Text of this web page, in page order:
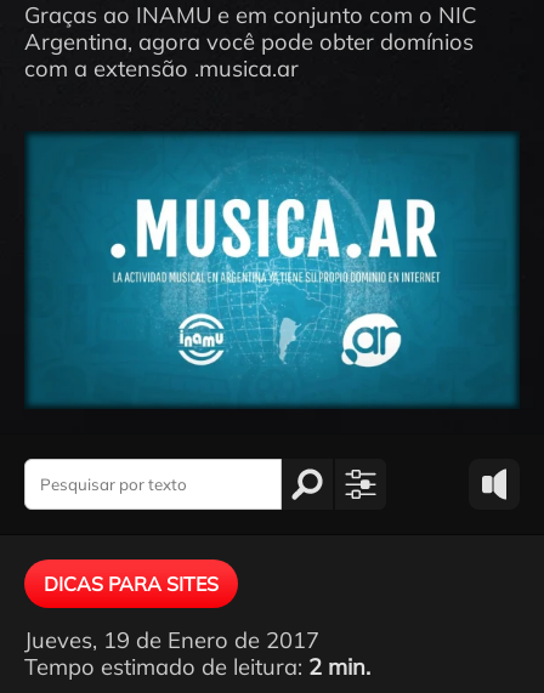
Graças ao INAMU e em conjunto com o NIC
Argentina, agora você pode obter domínios
com a extensão .musica.ar
DICAS PARA SITES
Jueves, 19 de Enero de 2017
Tempo estimado de leitura: 2 min.